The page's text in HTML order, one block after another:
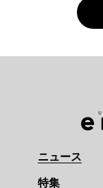
ニュース
特集